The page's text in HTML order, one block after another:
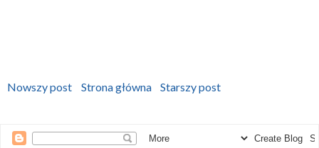
Nowszy post Strona główna Starszy post